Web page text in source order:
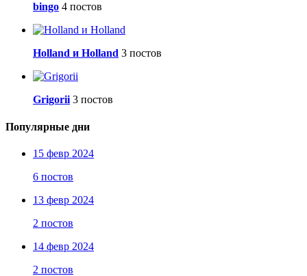
bingo 4 постов
Holland и Holland 3 постов
Grigorii 3 постов
Популярные дни
15 февр 2024
6 постов
13 февр 2024
2 постов
14 февр 2024
2 постов